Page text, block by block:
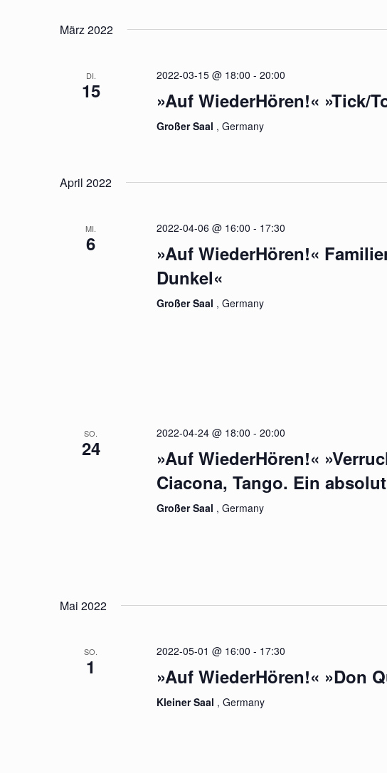
März 2022
DI.
15
2022-03-15 @ 18:00 - 20:00
»Auf WiederHören!« »Tick/
Großer Saal , Germany
April 2022
MI.
6
2022-04-06 @ 16:00 - 17:30
»Auf WiederHören!«
Dunkel«
Großer Saal , Germany
SO.
24
2022-04-24 @ 18:00 - 20:00
»Auf WiederHören!«
Ciacona, Tango. Ein
Großer Saal , Germany
Mai 2022
SO.
1
2022-05-01 @ 16:00 - 17:30
»Auf WiederHören!« »Don
Kleiner Saal , Germany